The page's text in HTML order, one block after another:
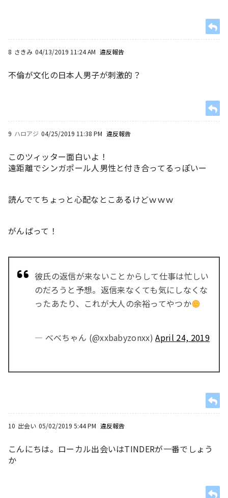
8 さきみ 04/13/2019 11:24 AM 違反報告
不倫が文化の日本人男子が刺激的？
9 ハロアジ 04/25/2019 11:38 PM 違反報告
このツィッター面白いよ！
遠距離でシンガポール人男性と付き合ってるっぽいー
読んでてちょっと心配なとこあるけどｗｗｗ
がんばって！
彼氏の返信が来ないことからして仕事は忙しい
のだろうと予想。返信来なくても気にしなくな
ったあたり、これが大人の余裕ってやつか
— べべちゃん (@xxbabyzonxx)April 24, 2019
10 出会い 05/02/2019 5:44 PM 違反報告
こんにちは。ローカル出会いはTINDERが一番でしょう
か